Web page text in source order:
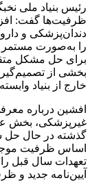
رئیس بنیاد ملی
ظرفیت‌ها گفت:
دندان‌پزشکی و
را به‌صورت مستمر
برای حل مشکل
بخشی از
خارج از بنیاد
افشین درباره
غیرپزشکی، بخش
گذشته در حال حل
اساس ظرفیت
تعهدات سال قبل
آیین‌نامه جدید و